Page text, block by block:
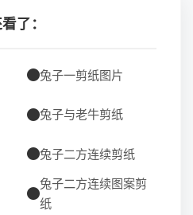
了：
兔子一剪纸图片
兔子与老牛剪纸
兔子二方连续剪纸
兔子二方连续图案剪
纸